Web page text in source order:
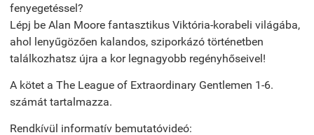
fenyegetéssel?
Lépj be Alan Moore fantasztikus Viktória-korabeli világába,
ahol lenyűgözően kalandos, sziporkázó történetben
találkozhatsz újra a kor legnagyobb regényhőseivel!
A kötet a The League of Extraordinary Gentlemen 1-6.
számát tartalmazza.
Rendkívül informatív bemutatóvideó: